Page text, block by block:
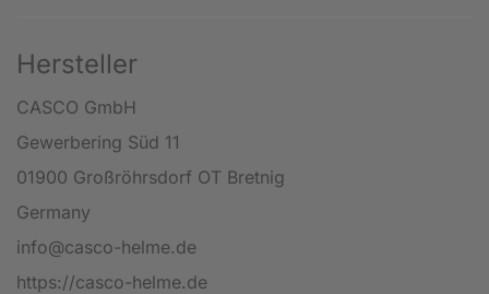
Hersteller
CASCO GmbH
Gewerbering Süd 11
01900 Großröhrsdorf OT Bretnig
Germany
info@casco-helme.de
https://casco-helme.de